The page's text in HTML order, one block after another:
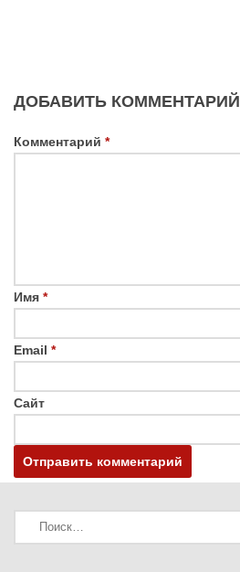
ДОБАВИТЬ КОММЕНТАРИЙ
Комментарий *
Имя *
Email *
Сайт
Найти: